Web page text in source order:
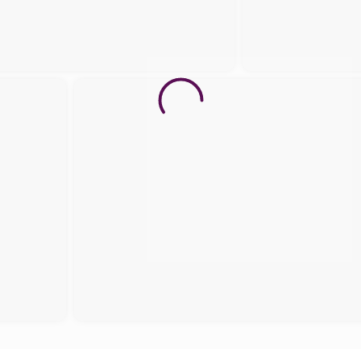
Doescher (Kidsrun)